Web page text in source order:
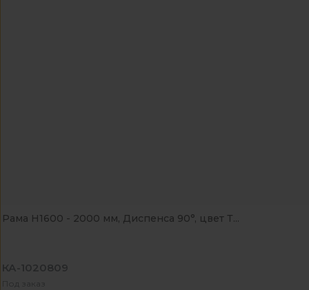
Рама Н1600 - 2000 мм, Диспенса 90°, цвет Т...
КА-1020809
Под заказ